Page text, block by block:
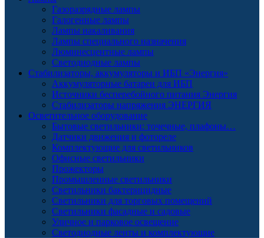
Газоразрядные лампы
Галогенные лампы
Лампы накаливания
Лампы специального назначения
Люминесцентные лампы
Светодиодные лампы
Стабилизаторы, аккумуляторы и ИБП «Энергия»
Аккумуляторные батареи для ИБП
Источники бесперебойного питания Энергия
Стабилизаторы напряжения ЭНЕРГИЯ
Осветительное оборудование
Бытовые светильники: точечные, плафоны…
Датчики движения и фотореле
Комплектующие для светильников
Офисные светильники
Прожекторы
Промышленные светильники
Светильники бактерицидные
Светильники для торговых помещений
Светильники фасадные и садовые
Уличное и парковое освещение
Светодиодные ленты и комплектующие